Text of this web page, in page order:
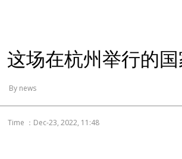
这场在杭州举行的
By news
Time ：Dec-23, 2022, 11:48